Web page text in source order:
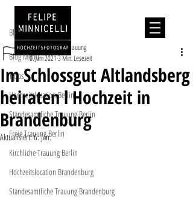
Beitrag
Blog Menu
Tipps
Hochzeitslocation Berlin
Standesamtliche Trauung Berlin
Freie Trauung Berlin
Kirchliche Trauung Berlin
Hochzeitslocation Brandenburg
Standesamtliche Trauung Brandenburg
Blog Menu
Im Schlossgut Altlandsberg
heiraten l Hochzeit in
Brandenburg
Standesamtliche Trauung
16. Juni 20213 Min. Lesezeit
Aktualisiert:6. Jan.